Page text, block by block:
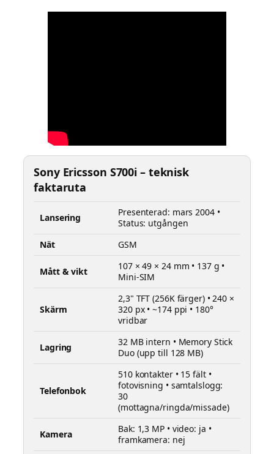
Sony Ericsson S700i – teknisk
faktaruta
Lansering
Presenterad: mars 2004 •
Status: utgången
Nät
GSM
Mått & vikt
107 × 49 × 24 mm • 137 g •
Mini-SIM
Skärm
2,3" TFT (256K färger) • 240 ×
320 px • ~174 ppi • 180°
vridbar
Lagring
32 MB intern • Memory Stick
Duo (upp till 128 MB)
Telefonbok
510 kontakter • 15 fält •
fotovisning • samtalslogg:
30
(mottagna/ringda/missade)
Kamera
Bak: 1,3 MP • video: ja •
framkamera: nej